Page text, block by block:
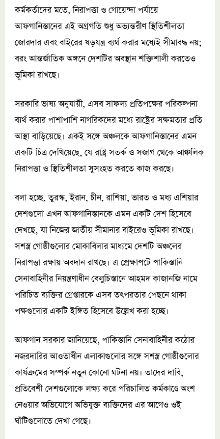
কর্মকর্তাদের মতে, নিরাপত্তা ও গোয়েন্দা পর্যায়ে
আফগানিস্তানের এই অগ্রগতি শুধু অভ্যন্তরীণ স্থিতিশীলতা
জোরদার এবং বাইরের ষড়যন্ত্র ব্যর্থ করার মধ্যেই সীমাবদ্ধ নয়;
বরং আন্তর্জাতিক অঙ্গনে দেশটির অবস্থান শক্তিশালী করতেও
ভূমিকা রাখছে।
সরকারি ভাষ্য অনুযায়ী, এসব সাফল্য প্রতিপক্ষের পরিকল্পনা
ব্যর্থ করার পাশাপাশি নাগরিকদের মধ্যে রাষ্ট্রের সক্ষমতার প্রতি
আস্থা বাড়িয়েছে। একই সঙ্গে অঞ্চলকে আফগানিস্তানের এমন
একটি চিত্র দেখিয়েছে, যে রাষ্ট্র সতর্ক ও সজাগ থেকে আঞ্চলিক
নিরাপত্তা ও স্থিতিশীলতা সুসংহত করতে কাজ করছে।
বলা হচ্ছে, তুরস্ক, ইরান, চীন, রাশিয়া, ভারত ও মধ্য এশিয়ার
দেশগুলো এখন আফগানিস্তানকে এমন একটি দেশ হিসেবে
দেখছে, যা নিজের জাতীয় সীমানার বাইরেও ভূমিকা রাখছে।
সশস্ত্র গোষ্ঠীগুলোর মোকাবিলার মাধ্যমে দেশটি অঞ্চলের
নিরাপত্তা রক্ষায় অবদান রাখছে। এ প্রেক্ষাপটে পাকিস্তানি
সেনাবাহিনীর নিয়ন্ত্রণাধীন বেলুচিস্তানে আহমদ কাজানজি নামে
পরিচিত ব্যক্তির গ্রেপ্তারকে এসব তৎপরতার পেছনে থাকা
পক্ষগুলোর একটি ইঙ্গিত হিসেবে উল্লেখ করা হচ্ছে।
আফগান সরকার জানিয়েছে, পাকিস্তানি সেনাবাহিনীর কঠোর
নজরদারির আওতাধীন এলাকাগুলোর সঙ্গে সশস্ত্র গোষ্ঠীগুলোর
কার্যক্রমের সম্পর্ক নতুন কোনো ঘটনা নয়। তাদের দাবি,
প্রতিবেশী দেশগুলোকে লক্ষ্য করে পরিচালিত কর্মকাণ্ডে অংশ
নেওয়ার অভিযোগে অভিযুক্ত ব্যক্তিদের এর আগেও ওই
ঘাঁটিগুলোতে দেখা গেছে।